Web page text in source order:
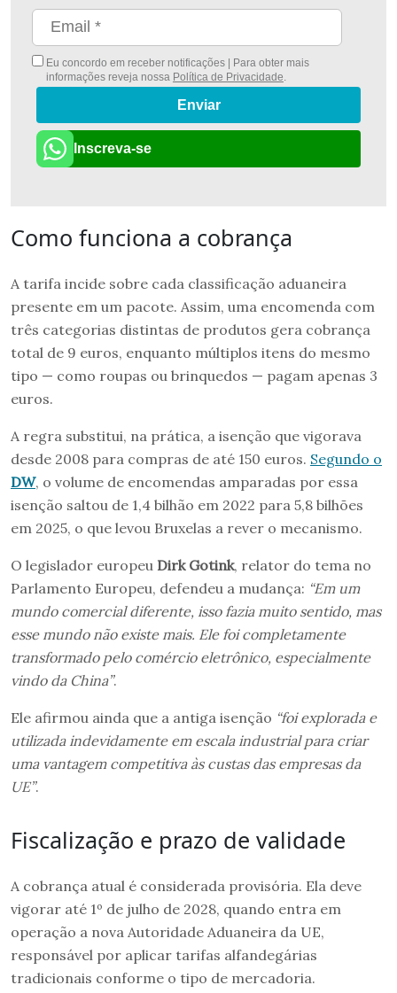
Eu concordo em receber notificações | Para obter mais
informações reveja nossa Política de Privacidade
Enviar
Inscreva-se
Como funciona a cobrança
A tarifa incide sobre cada classificação aduaneira
presente em um pacote. Assim, uma encomenda com
três categorias distintas de produtos gera cobrança
total de 9 euros, enquanto múltiplos itens do mesmo
tipo — como roupas ou brinquedos — pagam apenas 3
euros.
A regra substitui, na prática, a isenção que vigorava
desde 2008 para compras de até 150 euros. Segundo o
DW, o volume de encomendas amparadas por essa
isenção saltou de 1,4 bilhão em 2022 para 5,8 bilhões
em 2025, o que levou Bruxelas a rever o mecanismo.
O legislador europeu Dirk Gotink, relator do tema no
Parlamento Europeu, defendeu a mudança: “Em um
mundo comercial diferente, isso fazia muito sentido, mas
esse mundo não existe mais. Ele foi completamente
transformado pelo comércio eletrônico, especialmente
vindo da China”.
Ele afirmou ainda que a antiga isenção “foi explorada e
utilizada indevidamente em escala industrial para criar
uma vantagem competitiva às custas das empresas da
UE”.
Fiscalização e prazo de validade
A cobrança atual é considerada provisória. Ela deve
vigorar até 1º de julho de 2028, quando entra em
operação a nova Autoridade Aduaneira da UE,
responsável por aplicar tarifas alfandegárias
tradicionais conforme o tipo de mercadoria.